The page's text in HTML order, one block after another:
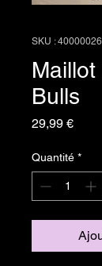
SKU : 40000026
Bulls
29,99 €Prix
Quantité *